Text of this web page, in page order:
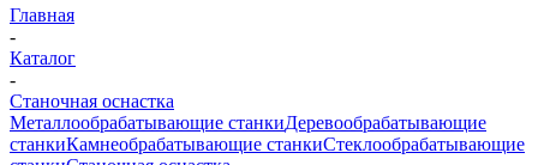
Главная
-
Каталог
-
Станочная оснастка
Металлообрабатывающие станкиДеревообрабатывающие
станкиКамнеобрабатывающие станкиСтеклообрабатывающие